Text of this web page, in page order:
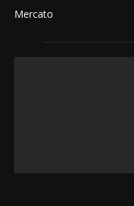
Mercato